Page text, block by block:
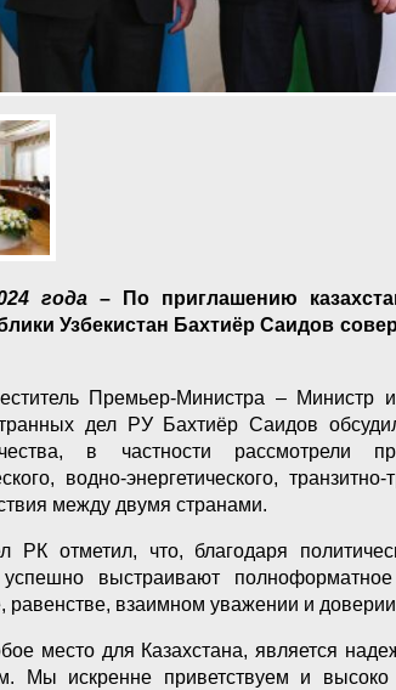
года – По приглашению
Узбекистан Бахтиёр Саидов
Премьер-Министра – Министр
дел РУ Бахтиёр Саидов
в частности рассмотрели
водно-энергетического,
между двумя странами.
РК отметил, что, благодаря
выстраивают
равенстве, взаимном уважении и
место для Казахстана, является
Мы искренне приветствуем и